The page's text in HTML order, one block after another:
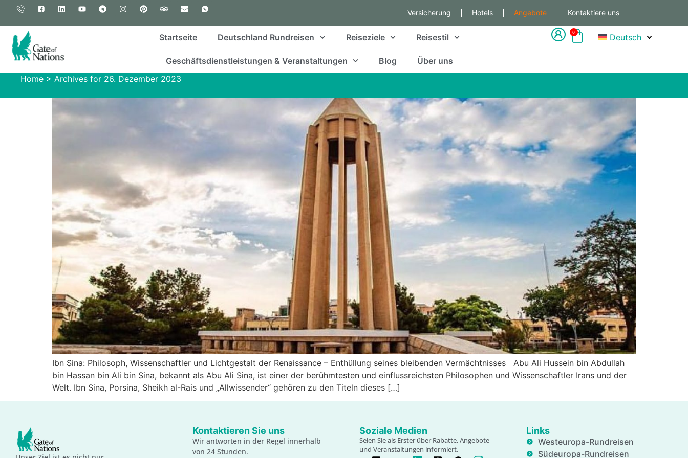
Versicherung Hotels Angebote Kontaktiere uns
Startseite Deutschland Rundreisen Reiseziele Reisestil
Geschäftsdienstleistungen & Veranstaltungen Blog Über uns
0 Deutsch
Home > Archives for 26. Dezember 2023
Ibn Sina: Philosoph, Wissenschaftler und Lichtgestalt der Renaissance – Enthüllung seines bleibenden Vermächtnisses Abu Ali Hussein bin Abdullah
bin Hassan bin Ali bin Sina, bekannt als Abu Ali Sina, ist einer der berühmtesten und einflussreichsten Philosophen und Wissenschaftler Irans und der
Welt. Ibn Sina, Porsina, Sheikh al-Rais und „Allwissender“ gehören zu den Titeln dieses […]
Kontaktieren Sie uns
Wir antworten in der Regel innerhalb
von 24 Stunden.
Soziale Medien
Seien Sie als Erster über Rabatte, Angebote
und Veranstaltungen informiert.
Links
Westeuropa-Rundreisen
Südeuropa-Rundreisen